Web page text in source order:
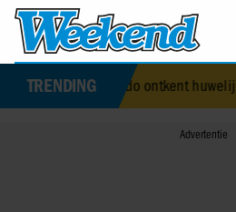
TRENDING
echtgenoot Edoardo ontkent